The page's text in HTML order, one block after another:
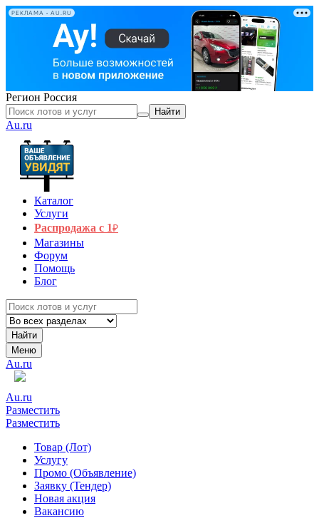
РЕКЛАМА • AU.RU
Регион Россия
Найти
Au.ru
Каталог
Услуги
Распродажа с 1₽
Магазины
Форум
Помощь
Блог
Найти
Меню
Au.ru
Au.ru
Разместить
Разместить
Товар (Лот)
Услугу
Промо (Объявление)
Заявку (Тендер)
Новая акция
Вакансию